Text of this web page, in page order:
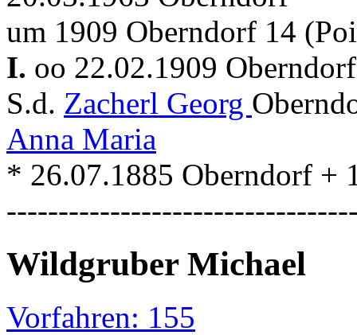
um 1909 Oberndorf 14
I. oo 22.02.1909
S.d. Zacherl Georg
Anna Maria
* 26.07.1885 Oberndorf +
Wildgruber Michael
Vorfahren: 155